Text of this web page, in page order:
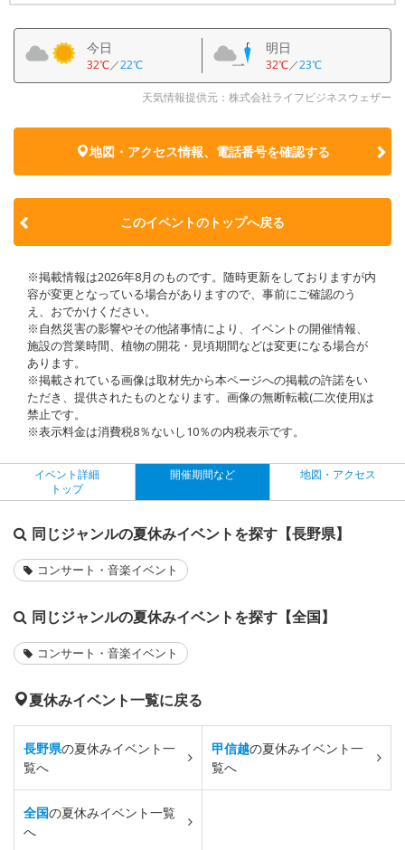
今日
32℃／22℃
明日
32℃／23℃
天気情報提供元：株式会社ライフビジネスウェザー
地図・アクセス情報、電話番号を確認する
このイベントのトップへ戻る
※掲載情報は2026年8月のものです。随時更新をしておりますが内
容が変更となっている場合がありますので、事前にご確認のう
え、おでかけください。
※自然災害の影響やその他諸事情により、イベントの開催情報、
施設の営業時間、植物の開花・見頃期間などは変更になる場合が
あります。
※掲載されている画像は取材先から本ページへの掲載の許諾をい
ただき、提供されたものとなります。画像の無断転載(二次使用)は
禁止です。
※表示料金は消費税8％ないし10％の内税表示です。
イベント詳細
トップ
開催期間など 地図・アクセス
同じジャンルの夏休みイベントを探す【長野県】
コンサート・音楽イベント
同じジャンルの夏休みイベントを探す【全国】
コンサート・音楽イベント
夏休みイベント一覧に戻る
長野県の夏休みイベント一
覧へ
甲信越の夏休みイベント一
覧へ
全国の夏休みイベント一覧
へ